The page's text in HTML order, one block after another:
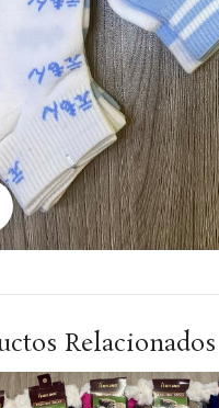
Haga Click para agrandar
Relacionados